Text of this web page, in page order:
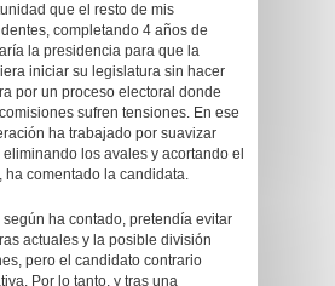
que el resto de mis
completando 4 años de
la presidencia para que la
iniciar su legislatura sin hacer
por un proceso electoral donde
sufren tensiones. En ese
ha trabajado por suavizar
los avales y acortando el
ha comentado la candidata.
según ha contado, pretendía evitar
actuales y la posible división
pero el candidato contrario
Por lo tanto, y tras una